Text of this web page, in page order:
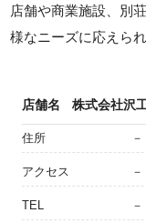
店舗や商業施設、別
様なニーズに応えられ
店舗名 株式会社沢
住所 －
アクセス －
TEL －